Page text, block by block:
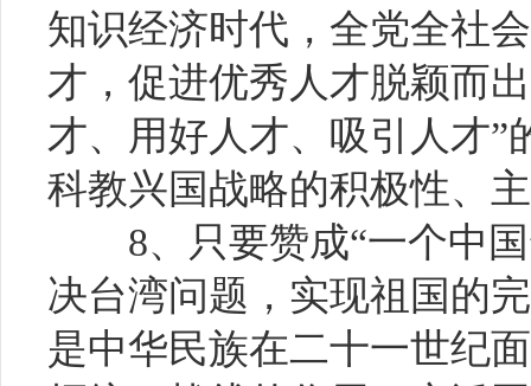
知识经济时代，全党全社
才，促进优秀人才脱颖而
才、用好人才、吸引人才
科教兴国战略的积极性、
8、只要赞成“一个中
决台湾问题，实现祖国的
是中华民族在二十一世纪